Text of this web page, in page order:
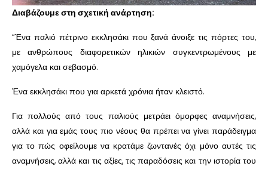
Διαβάζουμε στη σχετική ανάρτηση:
“Ένα παλιό πέτρινο εκκλησάκι που ξανά άνοιξε τις πόρτες του,
με ανθρώπους διαφορετικών ηλικιών συγκεντρωμένους με
χαμόγελα και σεβασμό.
Ένα εκκλησάκι που για αρκετά χρόνια ήταν κλειστό.
Για πολλούς από τους παλιούς μετράει όμορφες αναμνήσεις,
αλλά και για εμάς τους πιο νέους θα πρέπει να γίνει παράδειγμα
για το πώς οφείλουμε να κρατάμε ζωντανές όχι μόνο αυτές τις
αναμνήσεις, αλλά και τις αξίες, τις παραδόσεις και την ιστορία του